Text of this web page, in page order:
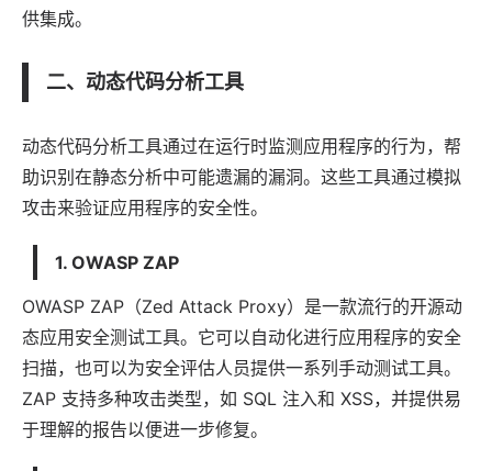
供集成。
二、动态代码分析工具
动态代码分析工具通过在运行时监测应用程序的行为，帮
助识别在静态分析中可能遗漏的漏洞。这些工具通过模拟
攻击来验证应用程序的安全性。
1. OWASP ZAP
OWASP ZAP（Zed Attack Proxy）是一款流行的开源动
态应用安全测试工具。它可以自动化进行应用程序的安全
扫描，也可以为安全评估人员提供一系列手动测试工具。
ZAP 支持多种攻击类型，如 SQL 注入和 XSS，并提供易
于理解的报告以便进一步修复。